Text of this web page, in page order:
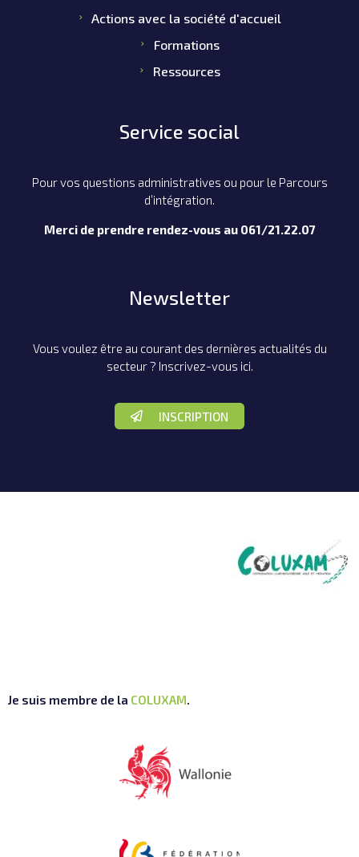
Actions avec la société d'accueil
Formations
Ressources
Service social
Pour vos questions administratives ou pour le Parcours
d’intégration.
Merci de prendre rendez-vous au 061/21.22.07
Newsletter
Vous voulez être au courant des dernières actualités du
secteur ? Inscrivez-vous ici.
INSCRIPTION
Je suis membre de la COLUXAM.